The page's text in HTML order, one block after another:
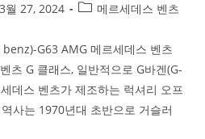
3월 27, 2024 메르세데스 벤츠
G63 AMG 메르세데스 벤츠
츠 G 클래스, 일반적으로 G바겐(G-
데스 벤츠가 제조하는 럭셔리 오프
사는 1970년대 초반으로 거슬러